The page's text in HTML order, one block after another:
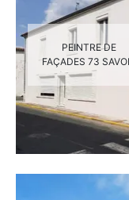
PEINTRE DE
FAÇADES 73